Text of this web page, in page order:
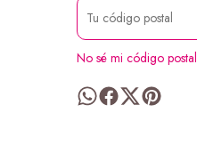
No sé mi código postal